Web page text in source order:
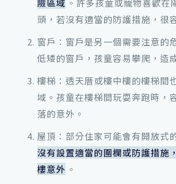
頭，若沒有適當的防護措施，很
窗戶：窗戶是另一個需要注意的
低矮的窗戶，孩童容易攀爬，造
樓梯：透天厝或樓中樓的樓梯間
域。孩童在樓梯間玩耍奔跑時，
落的意外。
屋頂：部分住家可能會有開放式
沒有設置適當的圍欄或防護措施
樓意外 。